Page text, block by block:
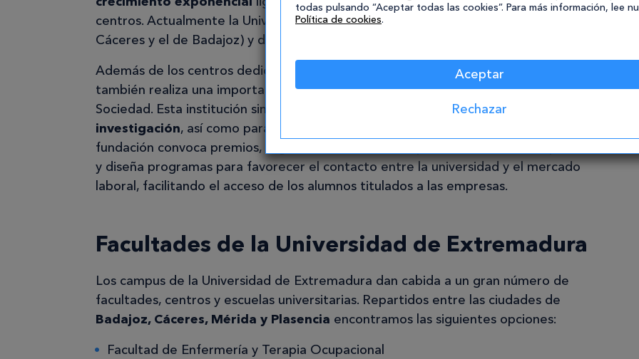
centros. Actualmente la Universidad de Extremadura cuenta con dos campus (el de
Cáceres y el de Badajoz) y dos Centros Universitarios (en Mérida y en Plasencia).
Además de los centros dedicados a la docencia, la Universidad de Extremadura
también realiza una importante labor social a través de la Fundación Universidad-
Sociedad. Esta institución sin ánimo de lucro
aporta financiación para cátedras e
investigación, así como para becas de estudio e investigación. Además, la
fundación convoca premios, organiza eventos con empresas e instituciones públicas
y diseña programas para favorecer el contacto entre la universidad y el mercado
laboral, facilitando el acceso de los alumnos titulados a las empresas.
Facultades de la Universidad de Extremadura
Los campus de la Universidad de Extremadura dan cabida a un gran número de
facultades, centros y escuelas universitarias. Repartidos entre las ciudades de
Badajoz, Cáceres, Mérida y Plasencia encontramos las siguientes opciones:
Facultad de Enfermería y Terapia Ocupacional
todas pulsando “Aceptar todas las cookies”. Para más información, lee
Política de cookies.
Aceptar
Rechazar